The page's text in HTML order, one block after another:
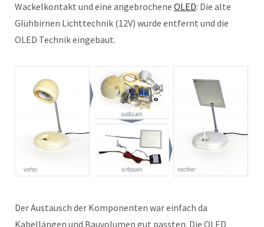
Wackelkontakt und eine angebrochene OLED: Die alte
Glühbirnen Lichttechnik (12V) wurde entfernt und die
OLED Technik eingebaut.
Der Austausch der Komponenten war einfach da
Kabellängen und Bauvolumen gut passten. Die OLED